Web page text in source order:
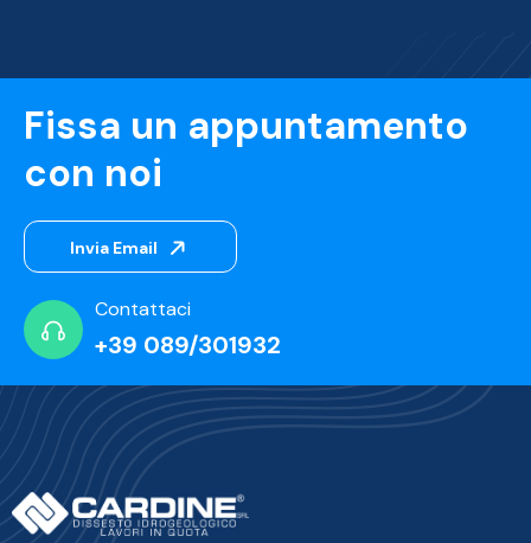
Fissa un appuntamento
con noi
Invia Email
Contattaci
+39 089/301932